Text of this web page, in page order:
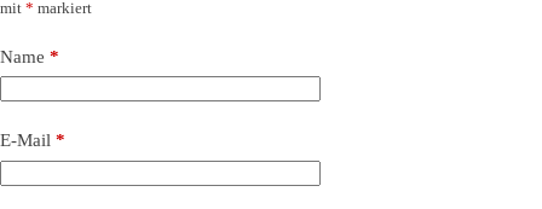
mit * markiert
Name *
E-Mail *